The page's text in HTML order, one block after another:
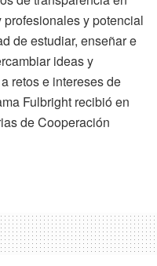
y potencial
de estudiar, enseñar e
ideas y
retos e intereses de
Fulbright recibió en
de Cooperación